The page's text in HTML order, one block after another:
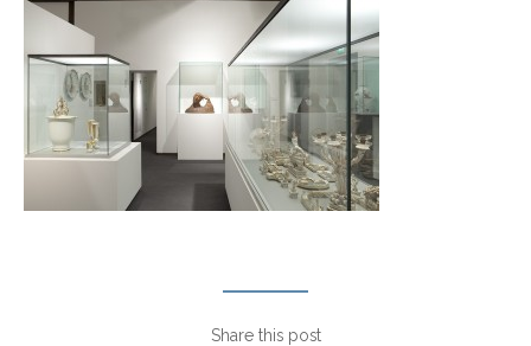
Share this post